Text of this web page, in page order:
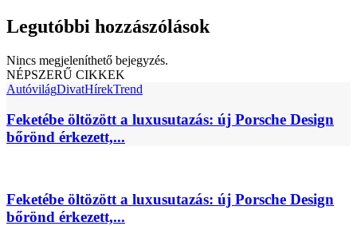
Legutóbbi hozzászólások
Nincs megjeleníthető bejegyzés.
NÉPSZERŰ CIKKEK
AutóvilágDivatHírekTrend
Feketébe öltözött a luxusutazás: új Porsche Design
bőrönd érkezett,...
Feketébe öltözött a luxusutazás: új Porsche Design
bőrönd érkezett,...